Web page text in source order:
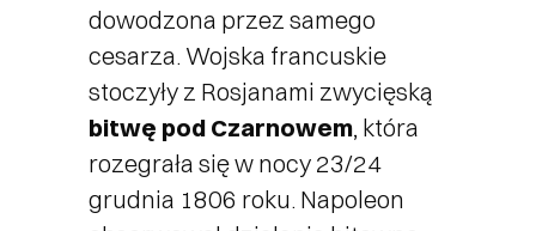
dowodzona przez samego
cesarza. Wojska francuskie
stoczyły z Rosjanami zwycięską
bitwę pod Czarnowem, która
rozegrała się w nocy 23/24
grudnia 1806 roku. Napoleon